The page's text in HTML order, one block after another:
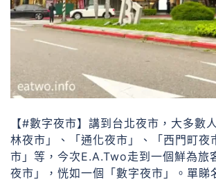
【#數字夜市】講到台北夜市，大多數
林夜市」、「通化夜市」、「西門町夜
市」等，今次E.A.Two走到一個鮮為旅
夜市」，恍如一個「數字夜市」。單睇